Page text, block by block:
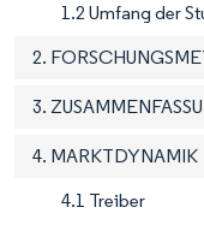
1.2 Umfang der
2.
3.
4. MARKTDYNAMIK
4.1 Treiber